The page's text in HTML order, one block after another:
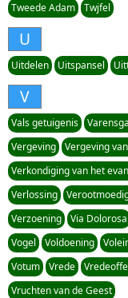
Tweede Adam
Twjfel
U
Uitdelen Uitspansel
V
Vals getuigenis
Vergeving
Vergeving
Verkondiging van het
Verlossing
Verzoening
Via Dolorosa
Vogel
Voldoening
Votum
Vrede
Vruchten van de Geest